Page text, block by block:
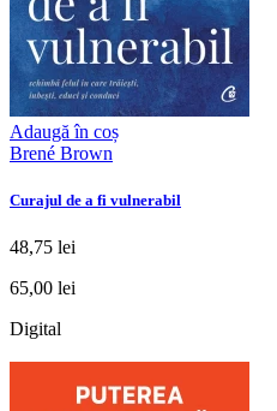
Adaugă în coș
Brené Brown
Curajul de a fi vulnerabil
48,75 lei
65,00 lei
Digital